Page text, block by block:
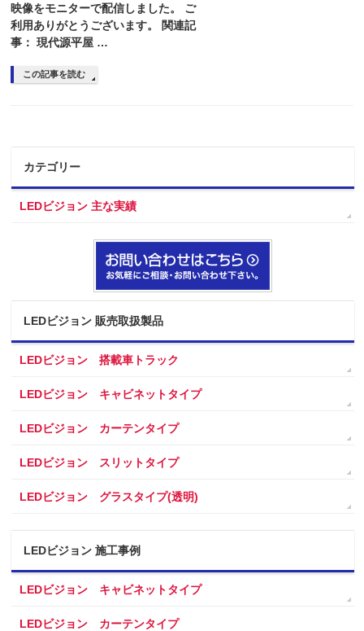
映像をモニターで配信しました。 ご
利用ありがとうございます。 関連記
事： 現代源平屋 …
この記事を読む
カテゴリー
LEDビジョン 主な実績
LEDビジョン 販売取扱製品
LEDビジョン 搭載車トラック
LEDビジョン キャビネットタイプ
LEDビジョン カーテンタイプ
LEDビジョン スリットタイプ
LEDビジョン グラスタイプ(透明)
LEDビジョン 施工事例
LEDビジョン キャビネットタイプ
LEDビジョン カーテンタイプ